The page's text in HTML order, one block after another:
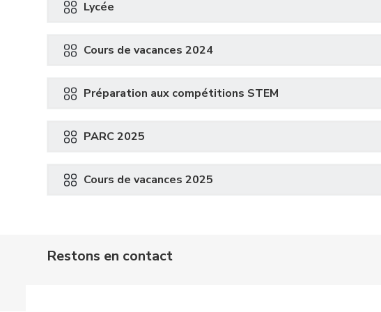
Lycée
Cours de vacances 2024
Préparation aux compétitions STEM
PARC 2025
Cours de vacances 2025
Restons en contact